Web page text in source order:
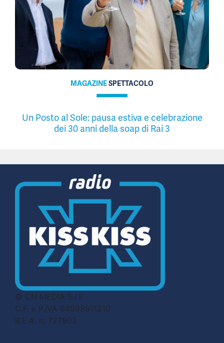
MAGAZINESPETTACOLO
Un Posto al Sole: pausa estiva e celebrazione
dei 30 anni della soap di Rai 3
© CN MEDIA S.r.l.
C.F. e P.IVA 04998911210
R.E.A. n. 727803